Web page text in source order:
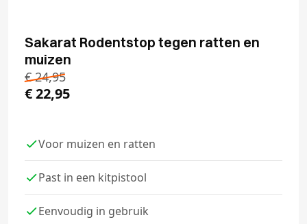
Sakarat Rodentstop tegen ratten en
muizen
€24,95
€22,95
Voor muizen en ratten
Past in een kitpistool
Eenvoudig in gebruik